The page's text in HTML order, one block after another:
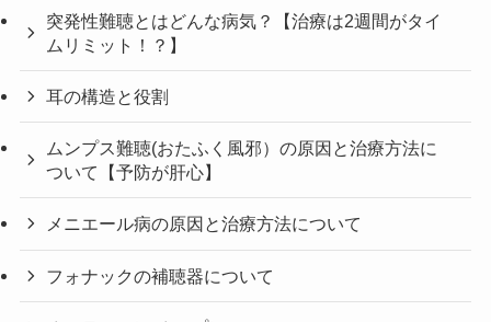
突発性難聴とはどんな病気？【治療は2週間がタイ
ムリミット！？】
耳の構造と役割
ムンプス難聴(おたふく風邪）の原因と治療方法に
ついて【予防が肝心】
メニエール病の原因と治療方法について
フォナックの補聴器について